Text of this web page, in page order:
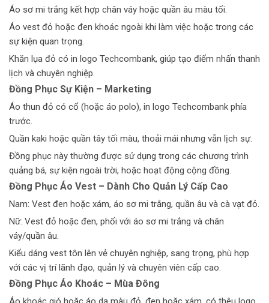
Áo sơ mi trắng kết hợp chân váy hoặc quần âu màu tối.
Áo vest đỏ hoặc đen khoác ngoài khi làm việc hoặc trong các
sự kiện quan trọng.
Khăn lụa đỏ có in logo Techcombank, giúp tạo điểm nhấn thanh
lịch và chuyên nghiệp.
Đồng Phục Sự Kiện – Marketing
Áo thun đỏ có cổ (hoặc áo polo), in logo Techcombank phía
trước.
Quần kaki hoặc quần tây tối màu, thoải mái nhưng vẫn lịch sự.
Đồng phục này thường được sử dụng trong các chương trình
quảng bá, sự kiện ngoài trời, hoặc hoạt động cộng đồng.
Đồng Phục Áo Vest – Dành Cho Quản Lý Cấp Cao
Nam: Vest đen hoặc xám, áo sơ mi trắng, quần âu và cà vạt đỏ.
Nữ: Vest đỏ hoặc đen, phối với áo sơ mi trắng và chân
váy/quần âu.
Kiểu dáng vest tôn lên vẻ chuyên nghiệp, sang trọng, phù hợp
với các vị trí lãnh đạo, quản lý và chuyên viên cấp cao.
Đồng Phục Áo Khoác – Mùa Đông